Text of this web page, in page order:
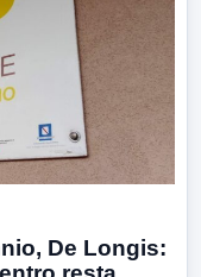
De Longis: